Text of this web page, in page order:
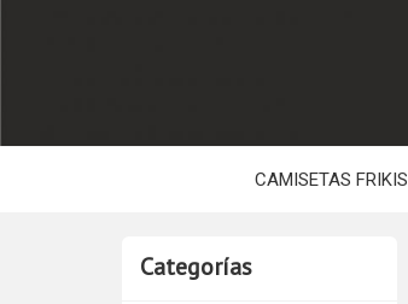
CAMISETAS FRIKIS
Categorías